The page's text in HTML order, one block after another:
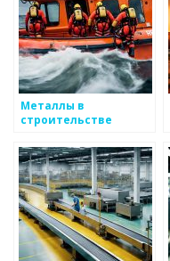
Металлы в
строительстве